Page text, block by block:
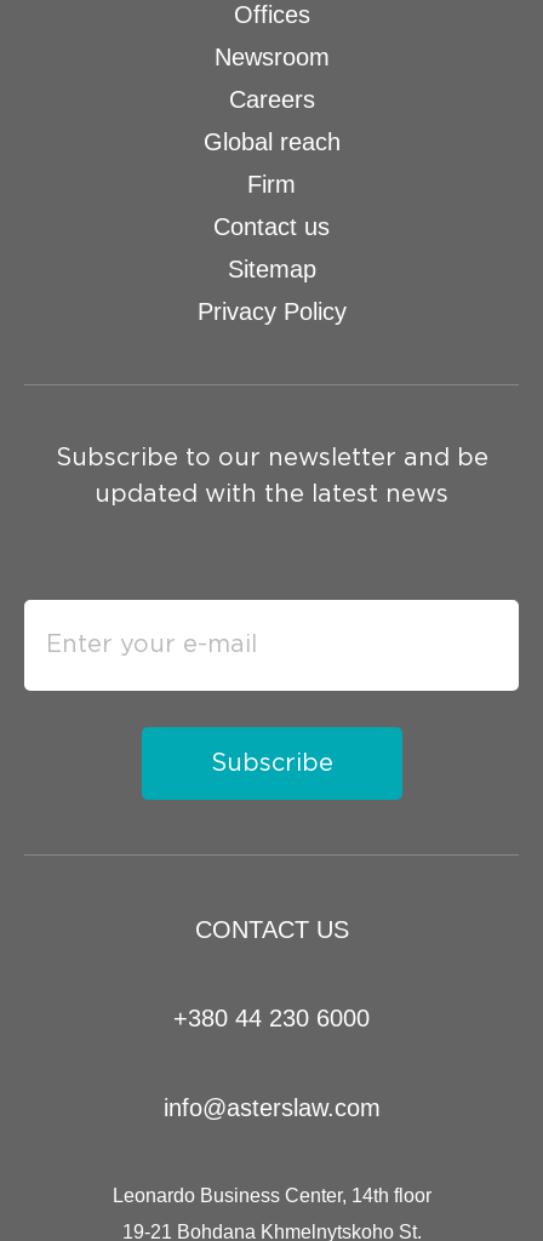
CONTACT US
+380 44 230 6000
info@asterslaw.com
Leonardo Business Center, 14th floor
19-21 Bohdana Khmelnytskoho St.
Offices
Newsroom
Careers
Global reach
Firm
Contact us
Sitemap
Privacy Policy
Subscribe to our newsletter and be
updated with the latest news
Subscribe